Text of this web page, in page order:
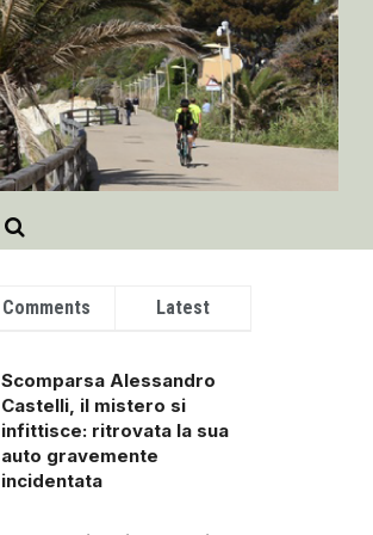
Comments Latest
Scomparsa Alessandro
Castelli, il mistero si
infittisce: ritrovata la sua
auto gravemente
incidentata